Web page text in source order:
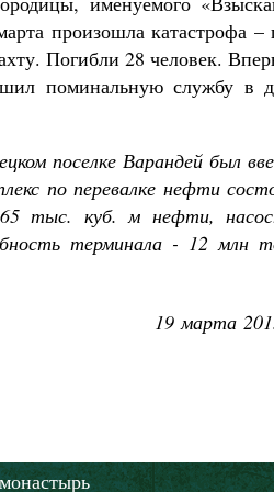
произошла катастрофа –
Погибли 28 человек.
поминальную службу в
поселке Варандей был
по перевалке нефти
65 тыс. куб. м нефти,
терминала - 12 млн
19 марта
Роман Котов